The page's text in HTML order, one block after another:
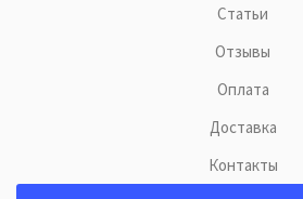
Статьи
Отзывы
Оплата
Доставка
Контакты